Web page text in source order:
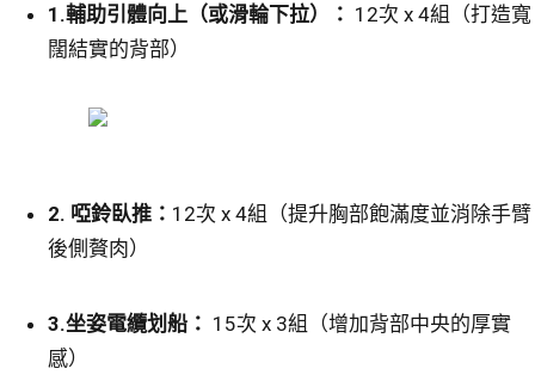
1.輔助引體向上（或滑輪下拉）： 12次 x 4組（打造寬
闊結實的背部）
2. 啞鈴臥推： 12次 x 4組（提升胸部飽滿度並消除手臂
後側贅肉）
3.坐姿電纜划船： 15次 x 3組（增加背部中央的厚實
感）